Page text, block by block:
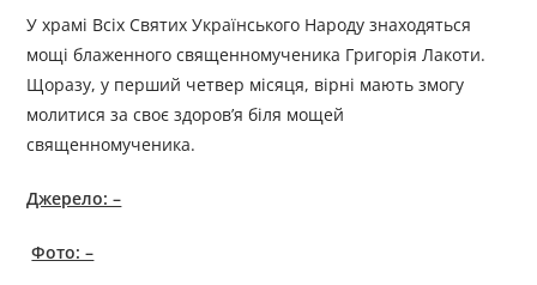
У храмі Всіх Святих Українського Народу знаходяться
мощі блаженного священномученика Григорія Лакоти.
Щоразу, у перший четвер місяця, вірні мають змогу
молитися за своє здоров’я біля мощей
священномученика.
Джерело: –
Фото: –